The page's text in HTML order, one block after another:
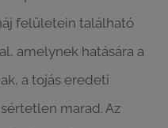
felületein található
amelynek hatására a
a tojás eredeti
marad. Az